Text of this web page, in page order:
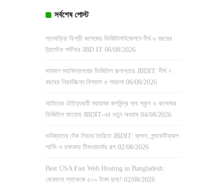
সর্বশেষ পোস্ট
পচামাড়িয়া ডিগ্রী কলেজের ডিজিটালাইজেশনে দীর্ঘ ৬ বছরের
ট্রাস্টেড পার্টনার JBD IT 06/08/2026
দামনাশ মহাবিদ্যালয়ের ডিজিটাল রূপান্তরে JBDIT: দীর্ঘ ৭
বছরের নিরবচ্ছিন্ন বিশ্বাস ও পথচলা 06/08/2026
নাটোরের ঐতিহ্যবাহী মহারাজা জগদিন্দ্র নাথ স্কুল ও কলেজের
ডিজিটাল যাত্রায় JBDIT-এর নতুন অধ্যায় 04/08/2026
ভবিষ্যতের টেক লিডার তৈরিতে JBDIT: ক্লাস, প্র্যাকটিক্যাল
লার্নিং ও চমৎকার টিমওয়ার্কের গল্প 02/08/2026
Best USA Fast Web Hosting in Bangladesh:
যেকোনো প্যাকেজে ৫০০ টাকা ছাড়! 02/08/2026